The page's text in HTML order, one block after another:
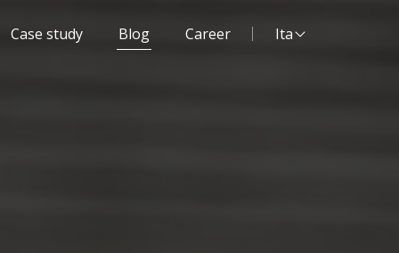
Case study Blog Career Lingua del sito:
Ita